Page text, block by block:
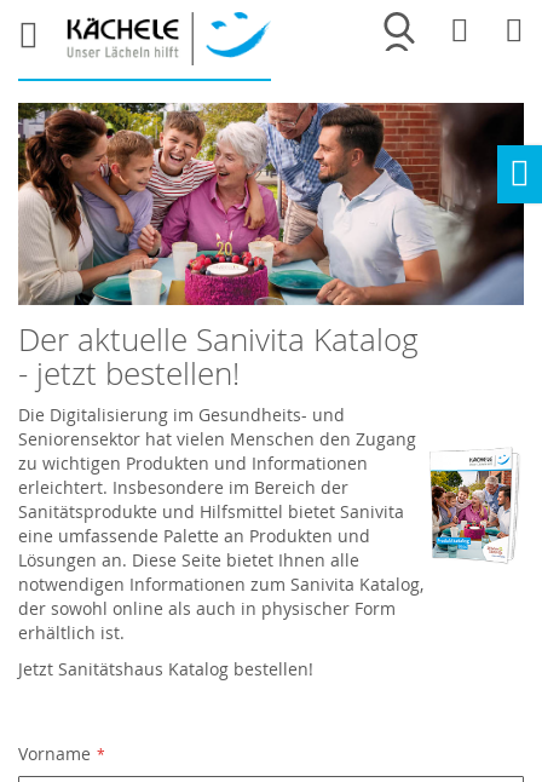
Merkliste
Der aktuelle Sanivita Katalog
- jetzt bestellen!
Die Digitalisierung im Gesundheits- und
Seniorensektor hat vielen Menschen den Zugang
zu wichtigen Produkten und Informationen
erleichtert. Insbesondere im Bereich der
Sanitätsprodukte und Hilfsmittel bietet Sanivita
eine umfassende Palette an Produkten und
Lösungen an. Diese Seite bietet Ihnen alle
notwendigen Informationen zum Sanivita Katalog,
der sowohl online als auch in physischer Form
erhältlich ist.
Jetzt Sanitätshaus Katalog bestellen!
Vorname